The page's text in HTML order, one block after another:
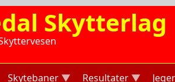
Skytterlag
Skytebaner Resultater